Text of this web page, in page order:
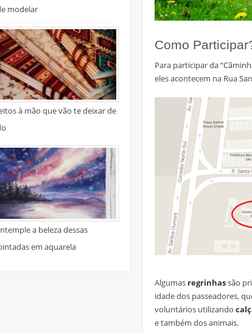
modelar
à mão que vão te deixar de
a beleza dessas
em aquarela
Como
Para participar da
eles acontecem na Rua
Algumas regrinhassão
idade dos passeadores,
voluntários utilizando
e também dos animais.